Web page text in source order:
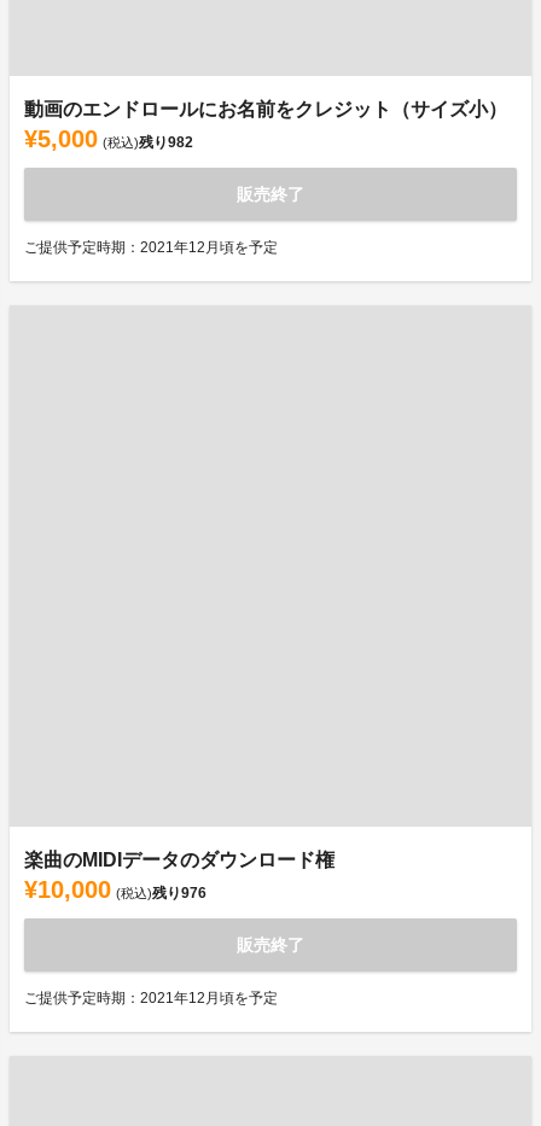
動画のエンドロールにお名前をクレジット（サイズ小）
¥5,000 (税込)残り982
販売終了
ご提供予定時期：2021年12月頃を予定
楽曲のMIDIデータのダウンロード権
¥10,000 (税込)残り976
販売終了
ご提供予定時期：2021年12月頃を予定